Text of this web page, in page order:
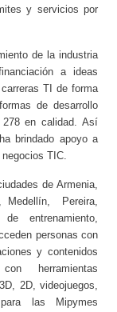
y servicios por
de la industria
a ideas
TI de forma
de desarrollo
en calidad. Así
brindado apoyo a
TIC.
de Armenia,
Medellín, Pereira,
entrenamiento,
personas con
y contenidos
herramientas
2D, videojuegos,
las Mipymes